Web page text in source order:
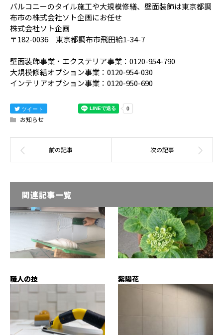
バルコニーのタイル施工や大規模修繕、壁面装飾は東京都調
布市の株式会社ソト企画にお任せ
株式会社ソト企画
〒182-0036 東京都調布市飛田給1-34-7
壁面装飾事業・エクステリア事業：0120-954-790
大規模修繕オプション事業：0120-954-030
インテリアオプション事業：0120-950-690
ツイート
お知らせ
関連記事一覧
職人の技 紫陽花